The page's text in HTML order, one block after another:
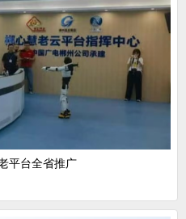
平台全省推广